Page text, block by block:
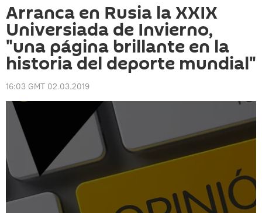
Arranca en Rusia la XXIX
Universiada de Invierno,
"una página brillante en la
historia del deporte mundial"
16:03 GMT 02.03.2019